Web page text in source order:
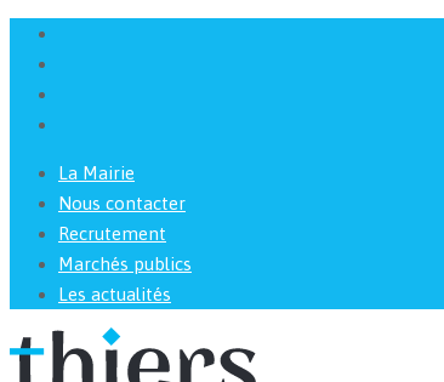
La Mairie
Nous contacter
Recrutement
Marchés publics
Les actualités